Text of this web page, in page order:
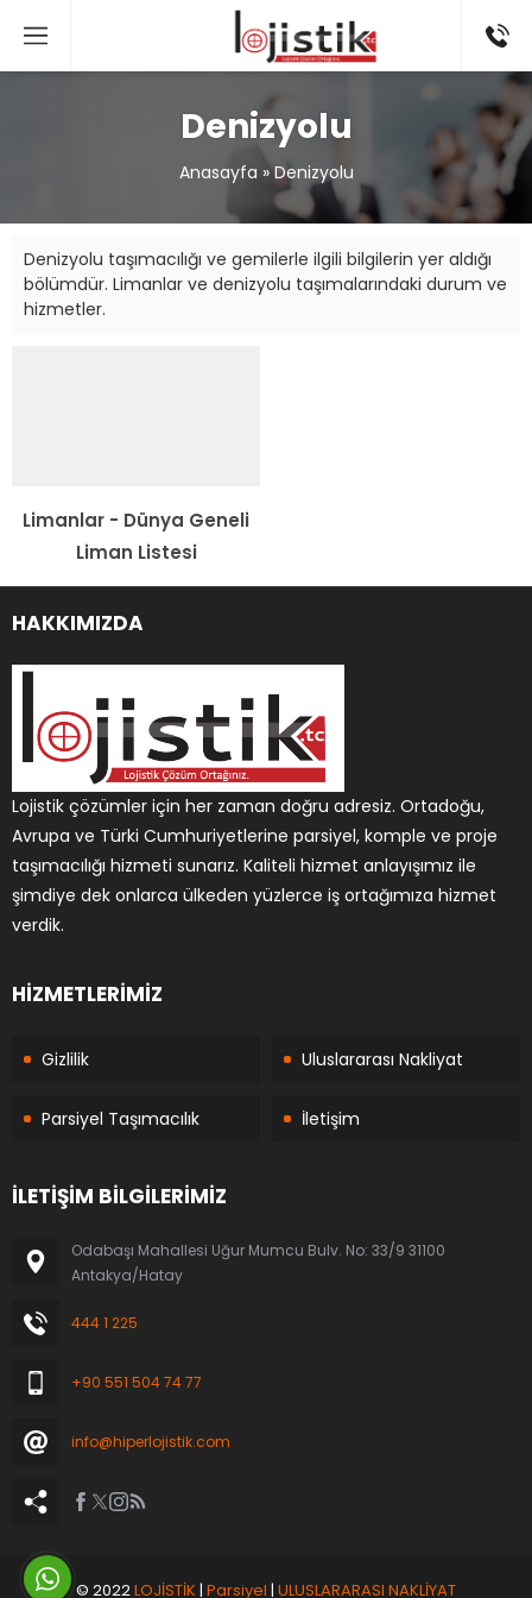
Denizyolu
Anasayfa »Denizyolu
Denizyolu taşımacılığı ve gemilerle ilgili bilgilerin yer aldığı
bölümdür. Limanlar ve denizyolu taşımalarındaki durum ve
hizmetler.
Limanlar - Dünya Geneli
Liman Listesi
HAKKIMIZDA
Lojistik çözümler için her zaman doğru adresiz. Ortadoğu,
Avrupa ve Türki Cumhuriyetlerine parsiyel, komple ve proje
taşımacılığı hizmeti sunarız. Kaliteli hizmet anlayışımız ile
şimdiye dek onlarca ülkeden yüzlerce iş ortağımıza hizmet
verdik.
HİZMETLERİMİZ
Gizlilik Uluslararası Nakliyat
Parsiyel Taşımacılık İletişim
İLETİŞİM BİLGİLERİMİZ
Odabaşı Mahallesi Uğur Mumcu Bulv. No: 33/9 31100
Antakya/Hatay
444 1 225
+90 551 504 74 77
info@hiperlojistik.com
© 2022LOJİSTİK | Parsiyel | ULUSLARARASI NAKLİYAT